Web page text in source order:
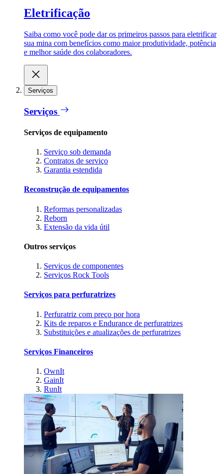
Eletrificação
Saiba como você pode dar os primeiros passos para eletrificar
sua mina com benefícios como maior produtividade, potência
e melhor saúde dos colaboradores.
Serviços
Serviços
Serviços de equipamento
Serviço sob demanda
Contratos de serviço
Garantia estendida
Reconstrução de equipamentos
Reformas personalizadas
Reborn
Extensão da vida útil
Outros serviços
Serviços de componentes
Serviços Rock Tools
Serviços para perfuratrizes
Perfuratriz com preço por hora
Kits de reparos e Endurance de perfuratrizes
Substituições e atualizações de perfuratrizes
Serviços Financeiros
OwnIt
GainIt
RunIt